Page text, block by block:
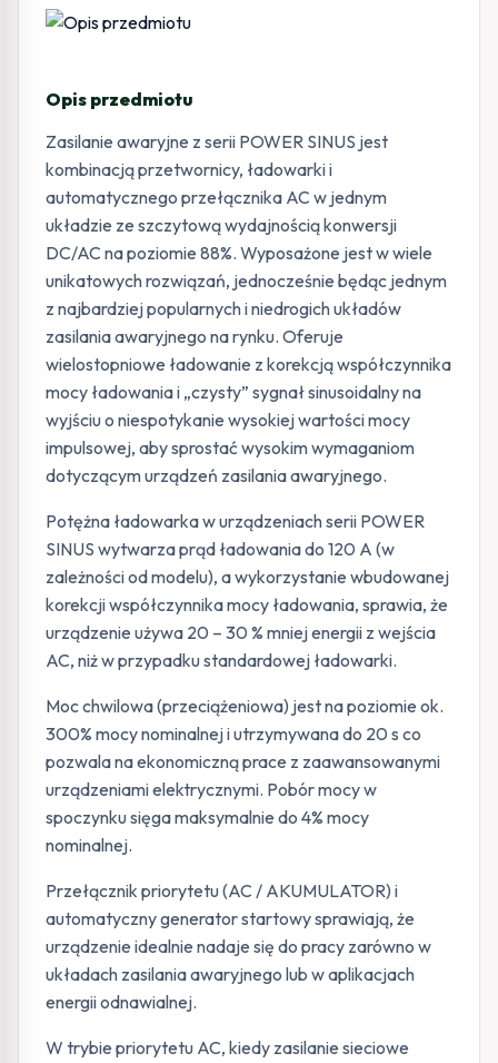
Opis przedmiotu
Zasilanie awaryjne z serii POWER SINUS jest
kombinacją przetwornicy, ładowarki i
automatycznego przełącznika AC w jednym
układzie ze szczytową wydajnością konwersji
DC/AC na poziomie 88%. Wyposażone jest w wiele
unikatowych rozwiązań, jednocześnie będąc jednym
z najbardziej popularnych i niedrogich układów
zasilania awaryjnego na rynku. Oferuje
wielostopniowe ładowanie z korekcją współczynnika
mocy ładowania i „czysty” sygnał sinusoidalny na
wyjściu o niespotykanie wysokiej wartości mocy
impulsowej, aby sprostać wysokim wymaganiom
dotyczącym urządzeń zasilania awaryjnego.
Potężna ładowarka w urządzeniach serii POWER
SINUS wytwarza prąd ładowania do 120 A (w
zależności od modelu), a wykorzystanie wbudowanej
korekcji współczynnika mocy ładowania, sprawia, że
urządzenie używa 20 – 30 % mniej energii z wejścia
AC, niż w przypadku standardowej ładowarki.
Moc chwilowa (przeciążeniowa) jest na poziomie ok.
300% mocy nominalnej i utrzymywana do 20 s co
pozwala na ekonomiczną prace z zaawansowanymi
urządzeniami elektrycznymi. Pobór mocy w
spoczynku sięga maksymalnie do 4% mocy
nominalnej.
Przełącznik priorytetu (AC / AKUMULATOR) i
automatyczny generator startowy sprawiają, że
urządzenie idealnie nadaje się do pracy zarówno w
układach zasilania awaryjnego lub w aplikacjach
energii odnawialnej.
W trybie priorytetu AC, kiedy zasilanie sieciowe